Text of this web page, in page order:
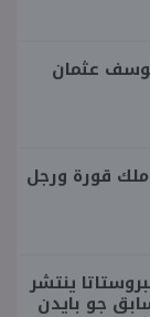
عثمان
قورة ورجل
ينتشر
جو بايدن